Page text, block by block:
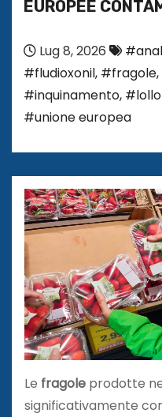
EUROPEE
Lug 8, 2026
#fludioxonil, #fragole,
#inquinamento,
#unione europea
Le fragole prodotte
significativamente